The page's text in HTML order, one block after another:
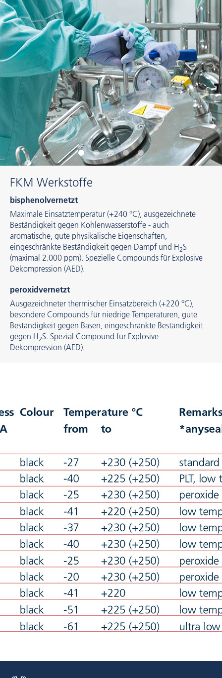
FKM Werkstoffe
bisphenolvernetzt
Maximale Einsatztemperatur (+240 °C), ausgezeichnete
Beständigkeit gegen Kohlenwasserstoffe - auch
aromatische, gute physikalische Eigenschaften,
eingeschränkte Beständigkeit gegen Dampf und H2S
(maximal 2.000 ppm). Spezielle Compounds für Explosive
Dekompression (AED).
peroxidvernetzt
Ausgezeichneter thermischer Einsatzbereich (+220 °C),
besondere Compounds für niedrige Temperaturen, gute
Beständigkeit gegen Basen, eingeschränkte Beständigkeit
gegen H2S. Spezial Compound für Explosive
Dekompression (AED).